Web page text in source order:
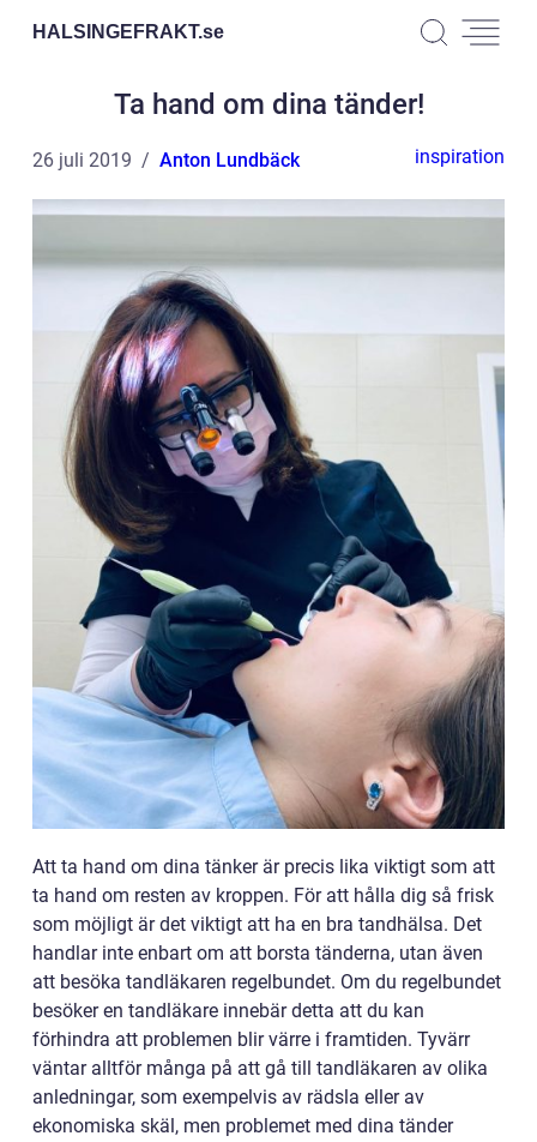
HALSINGEFRAKT.se
Ta hand om dina tänder!
26 juli 2019 Anton Lundbäck inspiration
Att ta hand om dina tänker är precis lika viktigt som att
ta hand om resten av kroppen. För att hålla dig så frisk
som möjligt är det viktigt att ha en bra tandhälsa. Det
handlar inte enbart om att borsta tänderna, utan även
att besöka tandläkaren regelbundet. Om du regelbundet
besöker en tandläkare innebär detta att du kan
förhindra att problemen blir värre i framtiden. Tyvärr
väntar alltför många på att gå till tandläkaren av olika
anledningar, som exempelvis av rädsla eller av
ekonomiska skäl, men problemet med dina tänder